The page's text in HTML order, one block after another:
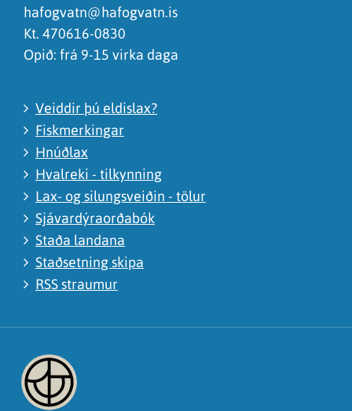
hafogvatn@hafogvatn.is
Kt. 470616-0830
Opið: frá 9-15 virka daga
Veiddir þú eldislax?
Fiskmerkingar
Hnúðlax
Hvalreki - tilkynning
Lax- og silungsveiðin - tölur
Sjávardýraorðabók
Staða landana
Staðsetning skipa
RSS straumur